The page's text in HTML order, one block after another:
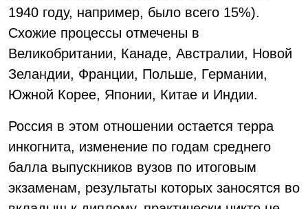
1940 году, например, было всего 15%).
Схожие процессы отмечены в
Великобритании, Канаде, Австралии, Новой
Зеландии, Франции, Польше, Германии,
Южной Корее, Японии, Китае и Индии.
Россия в этом отношении остается терра
инкогнита, изменение по годам среднего
балла выпускников вузов по итоговым
экзаменам, результаты которых заносятся во